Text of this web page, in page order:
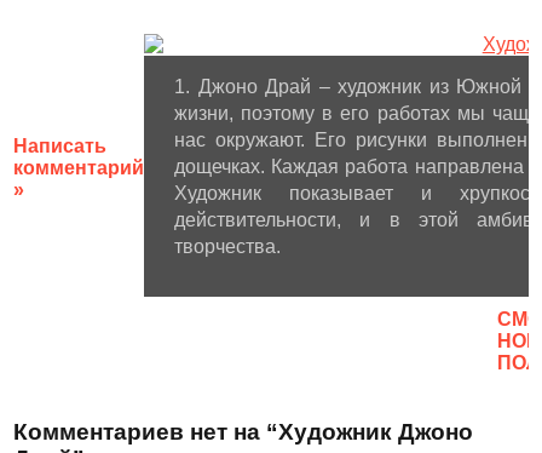
Написать
комментарий
»
1. Джоно Драй – художник из Южной
жизни, поэтому в его работах мы
нас окружают. Его рисунки
дощечках. Каждая работа направлена
Художник показывает и
действительности, и в этой
творчества.
Комментариев нет на “Художник Джоно